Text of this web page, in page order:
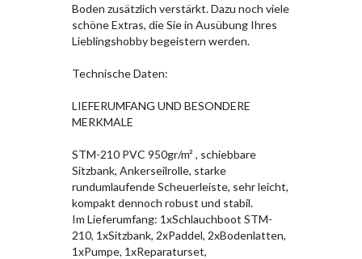
Boden zusätzlich verstärkt. Dazu noch viele
schöne Extras, die Sie in Ausübung Ihres
Lieblingshobby begeistern werden.
Technische Daten:
LIEFERUMFANG UND BESONDERE
MERKMALE
STM-210 PVC 950gr/m² , schiebbare
Sitzbank, Ankerseilrolle, starke
rundumlaufende Scheuerleiste, sehr leicht,
kompakt dennoch robust und stabil.
Im Lieferumfang: 1xSchlauchboot STM-
210, 1xSitzbank, 2xPaddel, 2xBodenlatten,
1xPumpe, 1xReparaturset,